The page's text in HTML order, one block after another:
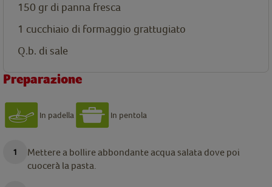
150 gr di panna fresca
1 cucchiaio di formaggio grattugiato
Q.b. di sale
Preparazione
In padella In pentola
Mettere a bollire abbondante acqua salata dove poi
cuocerà la pasta.